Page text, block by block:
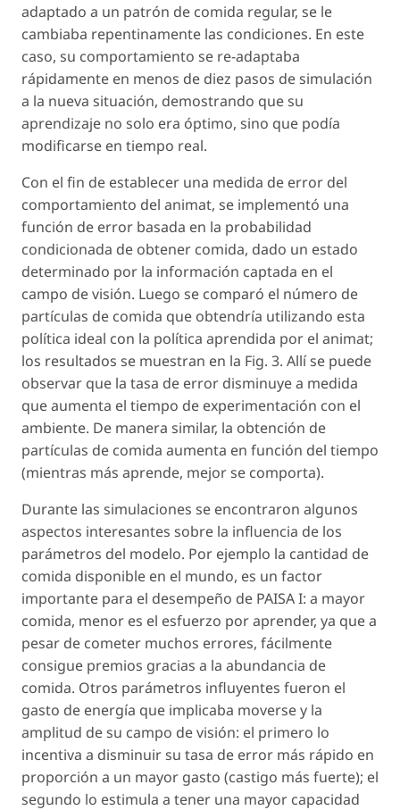
adaptado a un patrón de comida regular, se le
cambiaba repentinamente las condiciones. En este
caso, su comportamiento se re-adaptaba
rápidamente en menos de diez pasos de simulación
a la nueva situación, demostrando que su
aprendizaje no solo era óptimo, sino que podía
modificarse en tiempo real.
Con el fin de establecer una medida de error del
comportamiento del animat, se implementó una
función de error basada en la probabilidad
condicionada de obtener comida, dado un estado
determinado por la información captada en el
campo de visión. Luego se comparó el número de
partículas de comida que obtendría utilizando esta
política ideal con la política aprendida por el animat;
los resultados se muestran en la Fig. 3. Allí se puede
observar que la tasa de error disminuye a medida
que aumenta el tiempo de experimentación con el
ambiente. De manera similar, la obtención de
partículas de comida aumenta en función del tiempo
(mientras más aprende, mejor se comporta).
Durante las simulaciones se encontraron algunos
aspectos interesantes sobre la influencia de los
parámetros del modelo. Por ejemplo la cantidad de
comida disponible en el mundo, es un factor
importante para el desempeño de PAISA I: a mayor
comida, menor es el esfuerzo por aprender, ya que a
pesar de cometer muchos errores, fácilmente
consigue premios gracias a la abundancia de
comida. Otros parámetros influyentes fueron el
gasto de energía que implicaba moverse y la
amplitud de su campo de visión: el primero lo
incentiva a disminuir su tasa de error más rápido en
proporción a un mayor gasto (castigo más fuerte); el
segundo lo estimula a tener una mayor capacidad